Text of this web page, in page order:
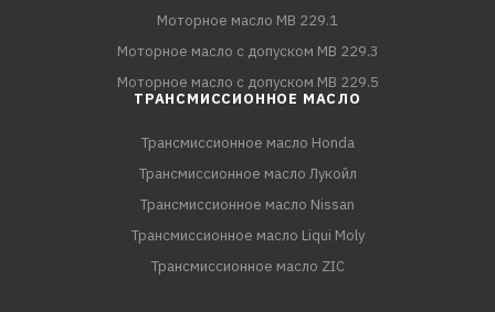
Моторное масло MB 229.1
Моторное масло с допуском MB 229.3
Моторное масло с допуском MB 229.5
ТРАНСМИССИОННОЕ МАСЛО
Трансмиссионное масло Honda
Трансмиссионное масло Лукойл
Трансмиссионное масло Nissan
Трансмиссионное масло Liqui Moly
Трансмиссионное масло ZIC